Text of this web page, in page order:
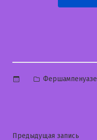
Опубликовано
Фершампенуазе
Предыдущая запись